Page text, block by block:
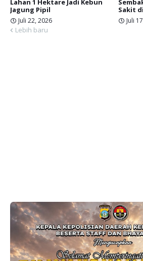
Lahan 1 Hektare Jadi Kebun
Jagung Pipil
Juli 22, 2026
Sakit
Juli
Lebih baru